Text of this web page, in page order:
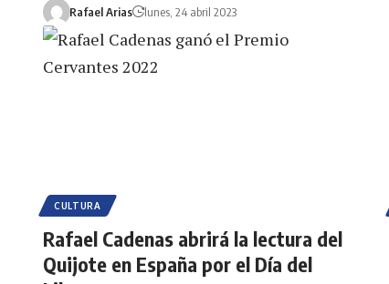
Rafael Arias lunes, 24 abril 2023
CULTURA
Rafael Cadenas abrirá la lectura del
Quijote en España por el Día del